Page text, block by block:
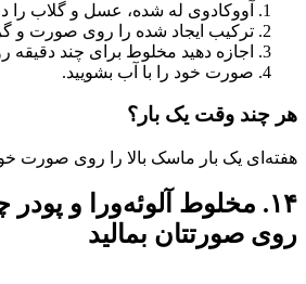
آووکادوی له شده، عسل و گلاب را
ترکیب ایجاد شده را روی صورت و
اجازه دهید مخلوط برای چند دقیقه
صورت خود را با آب بشویید.
هر چند وقت یک بار؟
هفته‌ای یک بار ماسک بالا را روی صورت
۱۴. مخلوط آلوئه‌ورا و
روی صورتتان بمالید